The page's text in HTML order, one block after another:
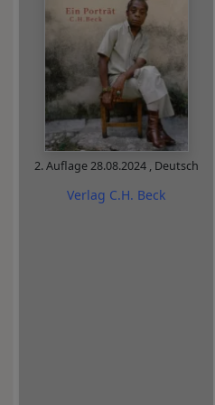
2. Auflage28.08.2024 , Deutsch
Verlag C.H. Beck